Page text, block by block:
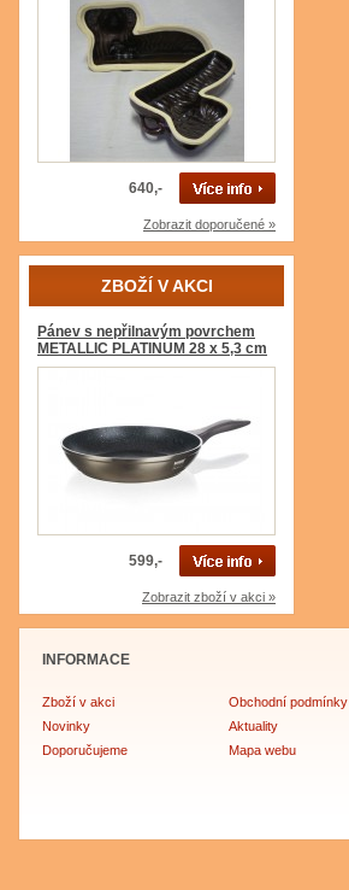
640,-
Zobrazit doporučené »
ZBOŽÍ V AKCI
Pánev s nepřilnavým povrchem
METALLIC PLATINUM 28 x 5,3 cm
599,-
Zobrazit zboží v akci »
INFORMACE
Zboží v akci
Novinky
Doporučujeme
Obchodní podmínky
Aktuality
Mapa webu